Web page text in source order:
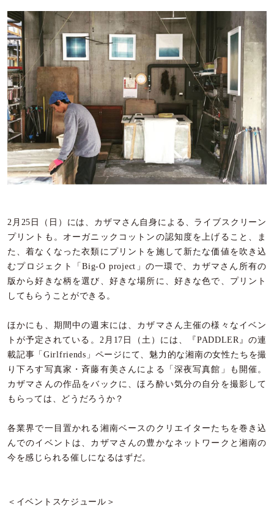
2月25日（日）には、カザマさん自身による、ライブスクリーン
プリントも。オーガニックコットンの認知度を上げること、ま
た、着なくなった衣類にプリントを施して新たな価値を吹き込
むプロジェクト「Big-O project」の一環で、カザマさん所有の
版から好きな柄を選び、好きな場所に、好きな色で、プリント
してもらうことができる。
ほかにも、期間中の週末には、カザマさん主催の様々なイベン
トが予定されている。2月17日（土）には、『PADDLER』の連
載記事 「Girlfriends」 ページにて、魅力的な湘南の女性たちを撮
り下ろす写真家・斉藤有美さんによる「深夜写真館」も開催。
カザマさんの作品をバックに、ほろ酔い気分の自分を撮影して
もらっては、どうだろうか？
各業界で一目置かれる湘南ベースのクリエイターたちを巻き込
んでのイベントは、カザマさんの豊かなネットワークと湘南の
今を感じられる催しになるはずだ。
＜イベントスケジュール＞